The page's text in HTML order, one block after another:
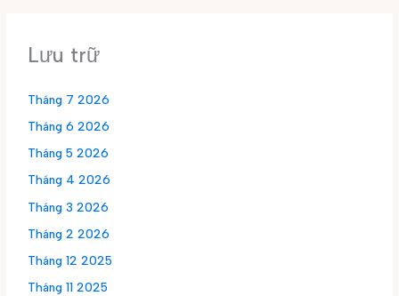
Lưu trữ
Tháng 7 2026
Tháng 6 2026
Tháng 5 2026
Tháng 4 2026
Tháng 3 2026
Tháng 2 2026
Tháng 12 2025
Tháng 11 2025